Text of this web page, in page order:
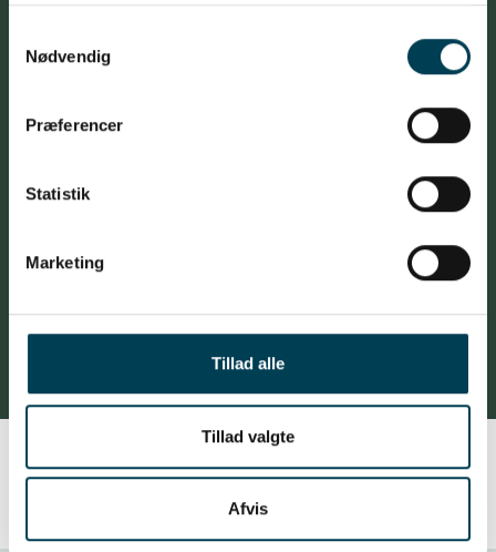
Nødvendig
Præferencer
Statistik
Marketing
Tillad alle
Tillad valgte
Afvis
我们不仅仅是种源供应商
顶级的丹麦种猪。听取客户的意见和建议、
的首要任务。